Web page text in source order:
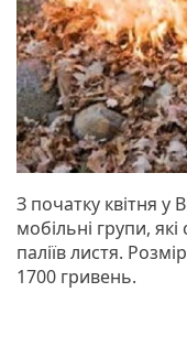
З початку квітня у
мобільні групи,
паліїв листя.
1700 гривень.